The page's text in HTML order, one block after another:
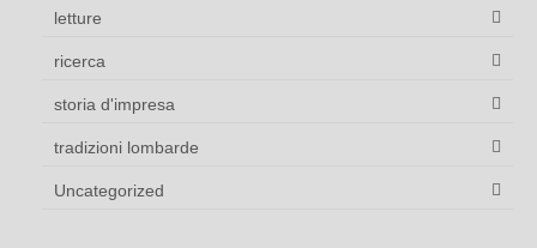
letture
ricerca
storia d'impresa
tradizioni lombarde
Uncategorized